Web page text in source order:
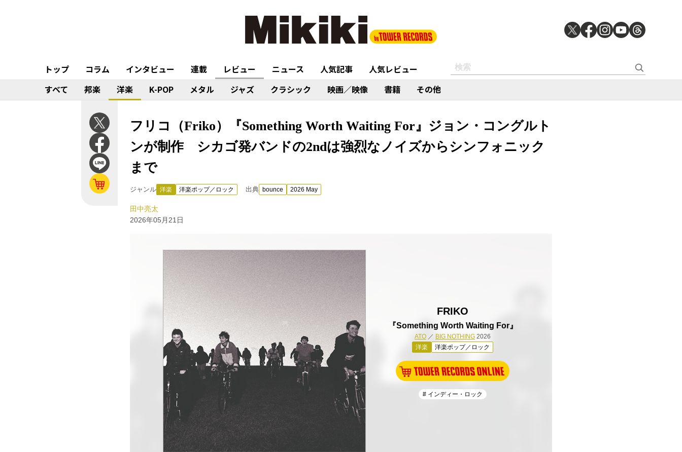
トップ コラム インタビュー 連載 レビュー ニュース 人気記事
人気レビュー
すべて
邦楽 洋楽 K-POP メタル ジャズ クラシック 映画／映像 書籍 その他
フリコ（Friko）『Something Worth Waiting For』ジョン・コングルト
ンが制作 シカゴ発バンドの2ndは強烈なノイズからシンフォニック
まで
ジャンル 洋楽 洋楽ポップ／ロック 出典 bounce 2026 May
田中亮太
2026年05月21日
FRIKO
『Something Worth Waiting For』
ATO ／ BIG NOTHING 2026
洋楽
洋楽ポップ／ロック
# インディー・ロック